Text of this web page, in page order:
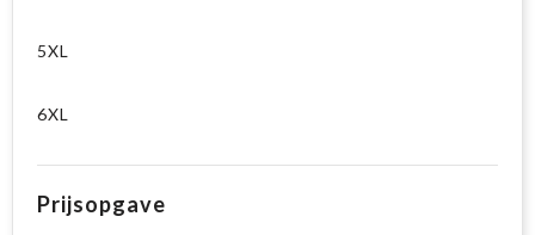
5XL
6XL
Prijsopgave